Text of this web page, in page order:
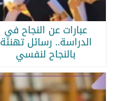
عبارات عن النجاح في
الدراسة.. رسائل تهنئة
بالنجاح لنفسي